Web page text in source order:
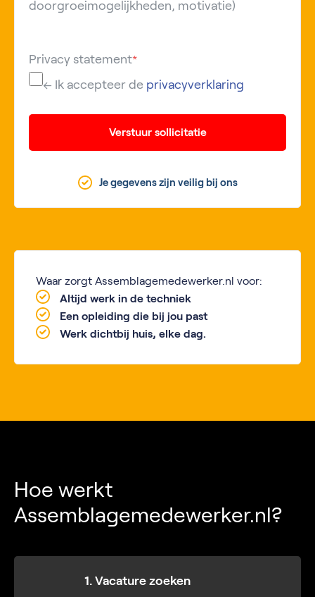
doorgroeimogelijkheden, motivatie)
Privacy statement*
← Ik accepteer de privacyverklaring
Verstuur sollicitatie
Je gegevens zijn veilig bij ons
Waar zorgt Assemblagemedewerker.nl voor:
Altijd werk in de techniek
Een opleiding die bij jou past
Werk dichtbij huis, elke dag.
Hoe werkt
Assemblagemedewerker.nl?
1. Vacature zoeken